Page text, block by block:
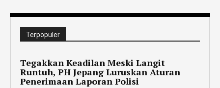
Terpopuler
Tegakkan Keadilan Meski Langit
Runtuh, PH Jepang Luruskan Aturan
Penerimaan Laporan Polisi